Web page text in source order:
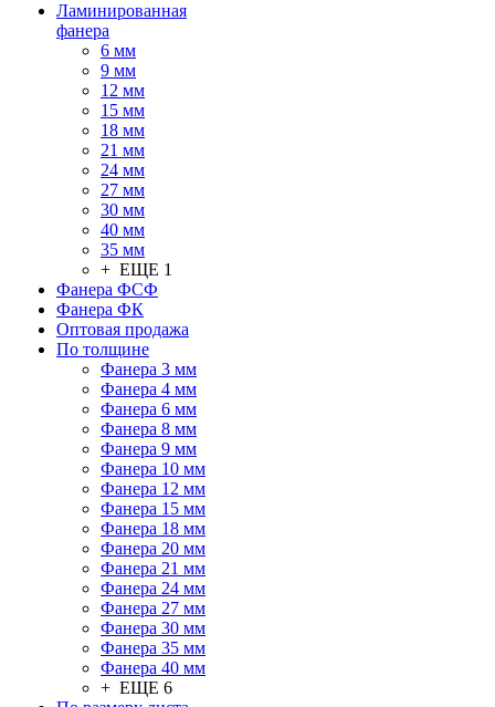
Ламинированная
фанера
6 мм
9 мм
12 мм
15 мм
18 мм
21 мм
24 мм
27 мм
30 мм
40 мм
35 мм
+ ЕЩЕ 1
Фанера ФСФ
Фанера ФК
Оптовая продажа
По толщине
Фанера 3 мм
Фанера 4 мм
Фанера 6 мм
Фанера 8 мм
Фанера 9 мм
Фанера 10 мм
Фанера 12 мм
Фанера 15 мм
Фанера 18 мм
Фанера 20 мм
Фанера 21 мм
Фанера 24 мм
Фанера 27 мм
Фанера 30 мм
Фанера 35 мм
Фанера 40 мм
+ ЕЩЕ 6